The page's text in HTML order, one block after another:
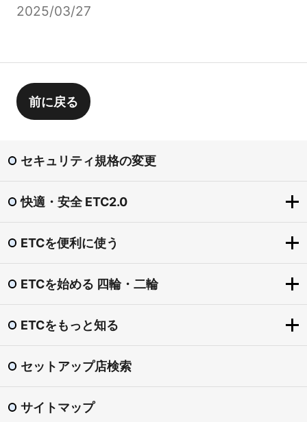
2025/03/27
前に戻る
セキュリティ規格の変更
快適・安全 ETC2.0
快適・安全 ETC2.0
「賢い料金」社会実験（道の駅の一時退出・再進入）
圏央道割引
東海環状自動車道割引
渋滞回避支援 ダイナミックルートガイダンス
ETCを便利に使う
ETCを便利に使う
ETCマイレージサービス
ETC専用料金所
スマートIC
ETC利用照会サービス
ETCを始める 四輪・二輪
ETCを始める 四輪・二輪
ETCカード
ETC車載器
ETCをもっと知る
ETCをもっと知る
ETCシステム利用規程
セットアップ店検索
サイトマップ